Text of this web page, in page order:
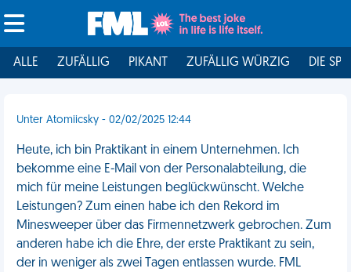
ALLE ZUFÄLLIG PIKANT ZUFÄLLIG WÜRZIG DIE
Unter Atomiicsky - 02/02/2025 12:44
Heute, ich bin Praktikant in einem Unternehmen. Ich
bekomme eine E-Mail von der Personalabteilung, die
mich für meine Leistungen beglückwünscht. Welche
Leistungen? Zum einen habe ich den Rekord im
Minesweeper über das Firmennetzwerk gebrochen. Zum
anderen habe ich die Ehre, der erste Praktikant zu sein,
der in weniger als zwei Tagen entlassen wurde. FML